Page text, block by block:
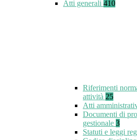
Atti generali 410
Riferimenti
attività 25
Atti
Documenti di
gestionale 3
Statuti e leggi